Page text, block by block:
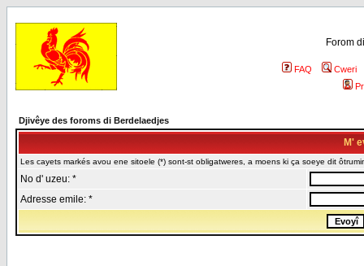
Forom
FAQ
Cweri
Djivêye des foroms di Berdelaedjes
M'
Les cayets markés avou ene sitoele (*) sont-st obligatweres, a moens ki ça soeye dit
No d' uzeu: *
Adresse emile: *